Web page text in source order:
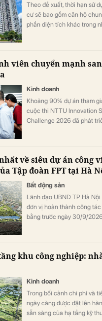
Theo đề xuất, thời hạn sử
cư sẽ bao gồm căn hộ
phần diện tích khác trong
viên chuyển mạnh
Kinh doanh
Khoảng 90% dự án tham
cuộc thi NTTU Innovation
Challenge 2026 đã phát
về siêu dự án công
Tập đoàn FPT tại Hà
Bất động sản
Lãnh đạo UBND TP Hà
đơn vị hoàn thành công
bằng trước ngày 30/9/
khu công nghiệp:
Kinh doanh
Trong bối cảnh chi phí và
ngày càng được đặt lên
sẵn sàng của hạ tầng kỹ